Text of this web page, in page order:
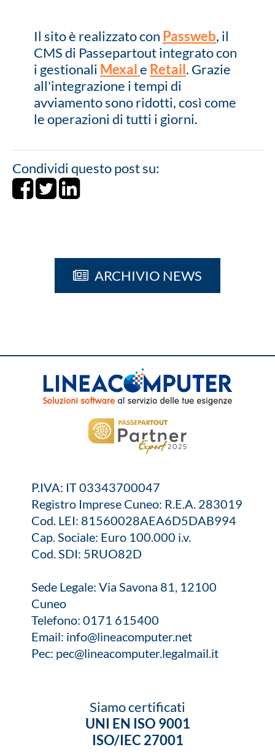
Il sito è realizzato con Passweb, il
CMS di Passepartout integrato con
i gestionali Mexale Retail. Grazie
all'integrazione i tempi di
avviamento sono ridotti, così come
le operazioni di tutti i giorni.
Condividi questo post su:
Share on Facebook
TweetShare on LinkedIn
ARCHIVIO NEWS
P.IVA: IT 03343700047
Registro Imprese Cuneo: R.E.A. 283019
Cod. LEI: 81560028AEA6D5DAB994
Cap. Sociale: Euro 100.000 i.v.
Cod. SDI: 5RUO82D
Sede Legale: Via Savona 81, 12100
Cuneo
Telefono: 0171 615400
Email: info@lineacomputer.net
Pec: pec@lineacomputer.legalmail.it
Siamo certificati
UNI EN ISO 9001
ISO/IEC 27001